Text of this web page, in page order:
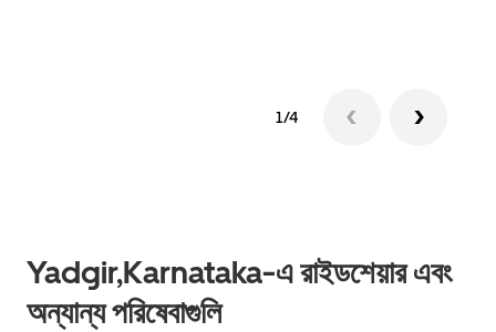
1/4
Yadgir,Karnataka-এ রাইডশেয়ার এবং
অন্যান্য পরিষেবাগুলি